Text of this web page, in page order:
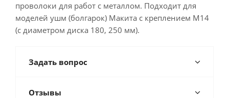
проволоки для работ с металлом. Подходит для
моделей ушм (болгарок) Макита с креплением M14
(с диаметром диска 180, 250 мм).
Задать вопрос
Отзывы